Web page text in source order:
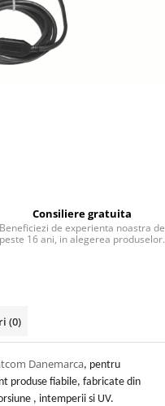
Consiliere gratuita
Beneficiezi de experienta noastra de
peste 16 ani, in alegerea produselor.
(0)
Danemarca, pentru
produse fiabile, fabricate din
, intemperii si UV.